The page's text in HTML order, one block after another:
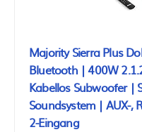
Majority Sierra Plus
Bluetooth | 400W
Kabellos Subwoofer |
Soundsystem | AUX-,
2-Eingang